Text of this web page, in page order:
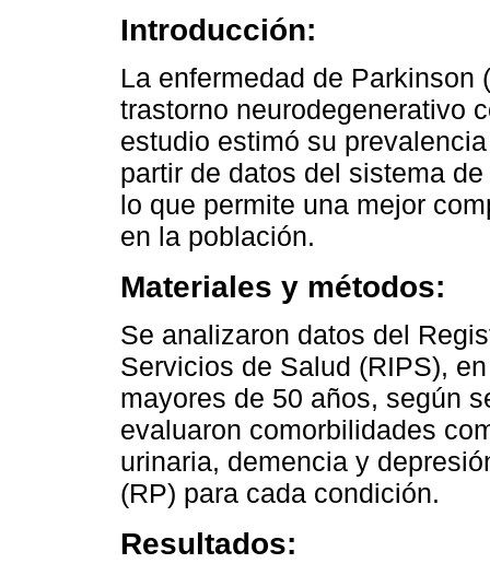
Introducción:
La enfermedad de Parkinson
trastorno neurodegenerativo
estudio estimó su
partir de datos del sistema
lo que permite una mejor
en la población.
Materiales y métodos:
Se analizaron datos del
Servicios de Salud (RIPS),
mayores de 50 años, según
evaluaron comorbilidades
urinaria, demencia y
(RP) para cada condición.
Resultados: